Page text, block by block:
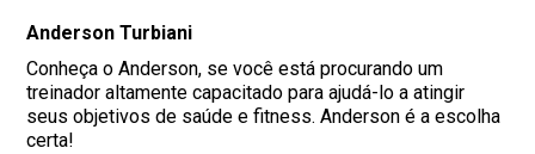
Anderson Turbiani
Conheça o Anderson, se você está procurando um
treinador altamente capacitado para ajudá-lo a atingir
seus objetivos de saúde e fitness. Anderson é a escolha
certa!